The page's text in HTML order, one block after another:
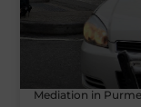
Mediation in